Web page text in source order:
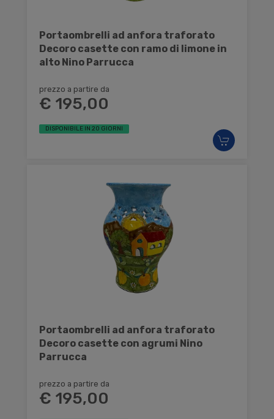
Portaombrelli ad anfora traforato
Decoro casette con ramo di limone in
alto Nino Parrucca
prezzo a partire da
€ 195,00
DISPONIBILE IN 20 GIORNI
Portaombrelli ad anfora traforato
Decoro casette con agrumi Nino
Parrucca
prezzo a partire da
€ 195,00